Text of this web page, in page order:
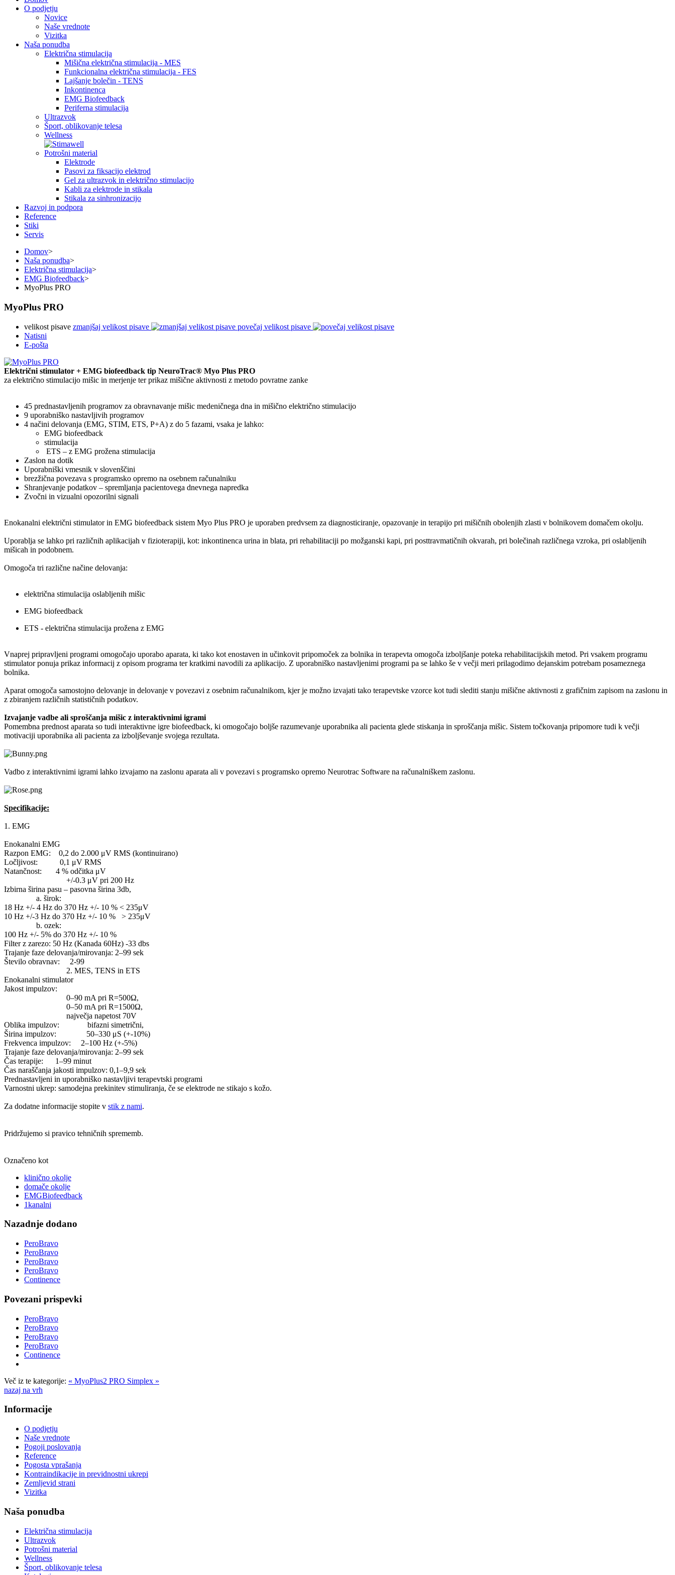
O podjetju
Novice
Naše vrednote
Vizitka
Naša ponudba
Električna stimulacija
Mišična električna stimulacija - MES
Funkcionalna električna stimulacija - FES
Lajšanje bolečin - TENS
Inkontinenca
EMG Biofeedback
Periferna stimulacija
Ultrazvok
Šport, oblikovanje telesa
Wellness
Potrošni material
Elektrode
Pasovi za fiksacijo elektrod
Gel za ultrazvok in električno stimulacijo
Kabli za elektrode in stikala
Stikala za sinhronizacijo
Razvoj in podpora
Reference
Stiki
Servis
Domov>
Naša ponudba>
Električna stimulacija>
EMG Biofeedback>
MyoPlus PRO
MyoPlus PRO
velikost pisave zmanjšaj velikost pisave
povečaj velikost pisave
Natisni
E-pošta
Električni stimulator + EMG biofeedback tip NeuroTrac® Myo Plus PRO
za električno stimulacijo mišic in merjenje ter prikaz mišične aktivnosti z metodo povratne zanke
45 prednastavljenih programov za obravnavanje mišic medeničnega dna in mišično električno stimulacijo
9 uporabniško nastavljivih programov
4 načini delovanja (EMG, STIM, ETS, P+A) z do 5 fazami, vsaka je lahko:
EMG biofeedback
stimulacija
ETS – z EMG prožena stimulacija
Zaslon na dotik
Uporabniški vmesnik v slovenščini
brezžična povezava s programsko opremo na osebnem računalniku
Shranjevanje podatkov – spremljanja pacientovega dnevnega napredka
Zvočni in vizualni opozorilni signali
Enokanalni električni stimulator in EMG biofeedback sistem Myo Plus PRO je uporaben predvsem za diagnosticiranje, opazovanje in terapijo pri mišičnih obolenjih zlasti v bolnikovem domačem okolju.
Uporablja se lahko pri različnih aplikacijah v fizioterapiji, kot: inkontinenca urina in blata, pri rehabilitaciji po možganski kapi, pri posttravmatičnih okvarah, pri bolečinah različnega vzroka, pri oslabljenih
mišicah in podobnem.
Omogoča tri različne načine delovanja:
električna stimulacija oslabljenih mišic
EMG biofeedback
ETS - električna stimulacija prožena z EMG
Vnaprej pripravljeni programi omogočajo uporabo aparata, ki tako kot enostaven in učinkovit pripomoček za bolnika in terapevta omogoča izboljšanje poteka rehabilitacijskih metod. Pri vsakem programu
stimulator ponuja prikaz informacij z opisom programa ter kratkimi navodili za aplikacijo. Z uporabniško nastavljenimi programi pa se lahko še v večji meri prilagodimo dejanskim potrebam posameznega
bolnika.
Aparat omogoča samostojno delovanje in delovanje v povezavi z osebnim računalnikom, kjer je možno izvajati tako terapevtske vzorce kot tudi slediti stanju mišične aktivnosti z grafičnim zapisom na zaslonu in
z zbiranjem različnih statističnih podatkov.
Izvajanje vadbe ali sproščanja mišic z interaktivnimi igrami
Pomembna prednost aparata so tudi interaktivne igre biofeedback, ki omogočajo boljše razumevanje uporabnika ali pacienta glede stiskanja in sproščanja mišic. Sistem točkovanja pripomore tudi k večji
motivaciji uporabnika ali pacienta za izboljševanje svojega rezultata.
Vadbo z interaktivnimi igrami lahko izvajamo na zaslonu aparata ali v povezavi s programsko opremo Neurotrac Software na računalniškem zaslonu.
Specifikacije:
1. EMG
Enokanalni EMG
Razpon EMG: 0,2 do 2.000 μV RMS (kontinuirano)
Ločljivost: 0,1 μV RMS
Natančnost: 4 % odčitka μV
+/-0.3 μV pri 200 Hz
Izbirna širina pasu – pasovna širina 3db,
a. širok:
18 Hz +/- 4 Hz do 370 Hz +/- 10 % < 235μV
10 Hz +/-3 Hz do 370 Hz +/- 10 % > 235μV
b. ozek:
100 Hz +/- 5% do 370 Hz +/- 10 %
Filter z zarezo: 50 Hz (Kanada 60Hz) -33 dbs
Trajanje faze delovanja/mirovanja: 2–99 sek
Število obravnav: 2-99
2. MES, TENS in ETS
Enokanalni stimulator
Jakost impulzov:
0–90 mA pri R=500Ω,
0–50 mA pri R=1500Ω,
največja napetost 70V
Oblika impulzov: bifazni simetrični,
Širina impulzov: 50–330 μS (+-10%)
Frekvenca impulzov: 2–100 Hz (+-5%)
Trajanje faze delovanja/mirovanja: 2–99 sek
Čas terapije: 1–99 minut
Čas naraščanja jakosti impulzov: 0,1–9,9 sek
Prednastavljeni in uporabniško nastavljivi terapevtski programi
Varnostni ukrep: samodejna prekinitev stimuliranja, če se elektrode ne stikajo s kožo.
Za dodatne informacije stopite v stik z nami.
Pridržujemo si pravico tehničnih sprememb.
Označeno kot
klinično okolje
domače okolje
EMGBiofeedback
1kanalni
Nazadnje dodano
PeroBravo
PeroBravo
PeroBravo
PeroBravo
Continence
Povezani prispevki
PeroBravo
PeroBravo
PeroBravo
PeroBravo
Continence
Več iz te kategorije: « MyoPlus2 PRO Simplex »
nazaj na vrh
Informacije
O podjetju
Naše vrednote
Pogoji poslovanja
Reference
Pogosta vprašanja
Kontraindikacije in previdnostni ukrepi
Zemljevid strani
Vizitka
Naša ponudba
Električna stimulacija
Ultrazvok
Potrošni material
Wellness
Šport, oblikovanje telesa